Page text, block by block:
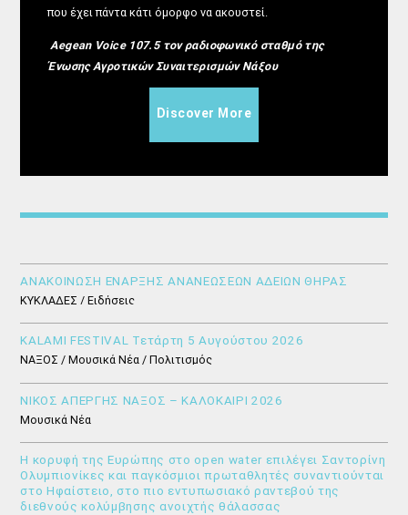
που έχει πάντα κάτι όμορφο να ακουστεί.
Aegean Voice 107.5 τον ραδιοφωνικό σταθμό της
Ένωσης Αγροτικών Συναιτερισμών Νάξου
Discover More
ΑΝΑΚΟΙΝΩΣΗ ΕΝΑΡΞΗΣ ΑΝΑΝΕΩΣΕΩΝ ΑΔΕΙΩΝ ΘΗΡΑΣ
ΚΥΚΛΑΔΕΣ / Ειδήσεις
KALAMI FESTIVAL Τετάρτη 5 Αυγούστου 2026
ΝΑΞΟΣ / Μουσικά Νέα / Πολιτισμός
ΝΙΚΟΣ ΑΠΕΡΓΗΣ ΝΑΞΟΣ – ΚΑΛΟΚΑΙΡΙ 2026
Μουσικά Νέα
Η κορυφή της Ευρώπης στο open water επιλέγει Σαντορίνη
Ολυμπιονίκες και παγκόσμιοι πρωταθλητές συναντιούνται
στο Ηφαίστειο, στο πιο εντυπωσιακό ραντεβού της
διεθνούς κολύμβησης ανοιχτής θάλασσας